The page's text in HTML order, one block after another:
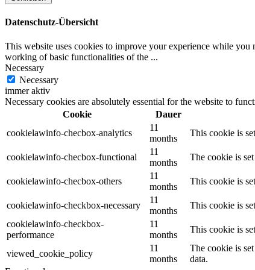
Datenschutz-Übersicht
This website uses cookies to improve your experience while you
working of basic functionalities of the ...
Necessary
Necessary
immer aktiv
Necessary cookies are absolutely essential for the website to
Cookie
Dauer
cookielawinfo-checbox-analytics
11
months
This cookie is
cookielawinfo-checbox-functional
11
months
The cookie is
cookielawinfo-checbox-others
11
months
This cookie is
cookielawinfo-checkbox-necessary
11
months
This cookie is
cookielawinfo-checkbox-
performance
11
months
This cookie is
viewed_cookie_policy
11
months
The cookie is
data.